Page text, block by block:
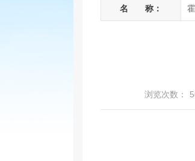
名 称：
浏览次数：